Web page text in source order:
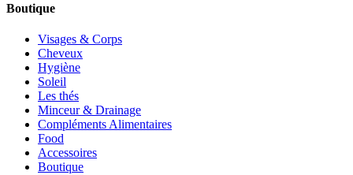
Boutique
Visages & Corps
Cheveux
Hygiène
Soleil
Les thés
Minceur & Drainage
Compléments Alimentaires
Food
Accessoires
Boutique